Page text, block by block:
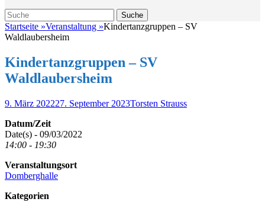
Suche
Suche
nach:
Startseite »Veranstaltung »Kindertanzgruppen – SV
Waldlaubersheim
Kindertanzgruppen – SV
Waldlaubersheim
Veröffentlicht
9. März 202227. September 2023Autor
Torsten Strauss
Datum/Zeit
Date(s) - 09/03/2022
14:00 - 19:30
Veranstaltungsort
Domberghalle
Kategorien